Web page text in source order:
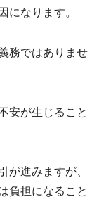
になります。
務ではありませ
安が生じること
が進みますが、
負担になること